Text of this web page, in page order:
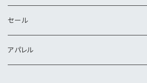
置物
ミニアチュア
トレイ・皿
コンパクト・ミラー
ノート・メモ帳
マイセン
食器
KPM
セール
アパレル